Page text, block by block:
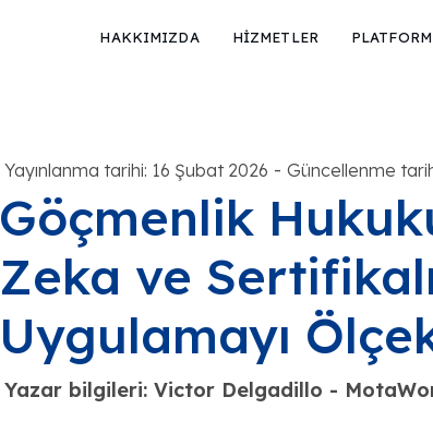
HAKKIMIZDA HİZMETLER PLATFORM
Yayınlanma tarihi: 16 Şubat 2026 - Güncellenme
Göçmenlik
Zeka ve
Uygulamayı
Yazar bilgileri: Victor Delgadillo -